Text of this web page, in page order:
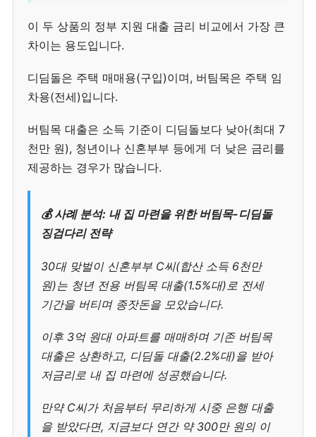
이 두 상품의 정부 지원 대출 금리 비교에서 가장 큰
차이는 용도입니다.
디딤돌은 주택 매매용(구입)이며, 버팀목은 주택 임
차용(전세)입니다.
버팀목 대출은 소득 기준이 디딤돌보다 낮아(최대 7
천만 원), 청년이나 신혼부부 등에게 더 낮은 금리를
제공하는 경우가 많습니다.
💰 사례 분석: 내 집 마련을 위한 버팀목-디딤돌
징검다리 전략
30대 맞벌이 신혼부부 C씨(합산 소득 6천만
원)는 청년 전용 버팀목 대출(1.5%대)로 전세
기간을 버티며 종잣돈을 모았습니다.
이후 3억 원대 아파트를 매매하며 기존 버팀목
대출은 상환하고, 디딤돌 대출(2.2%대)을 받아
저금리로 내 집 마련에 성공했습니다.
만약 C씨가 처음부터 무리하게 시중 은행 대출
을 받았다면, 지금보다 연간 약 300만 원의 이